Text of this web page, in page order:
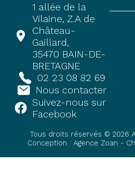
1 allée de la
Vilaine, Z.A de
Château-
Gaillard,
35470 BAIN-DE-
BRETAGNE
02 23 08 82 69
Nous contacter
Suivez-nous sur
Facebook
Tous droits réservés © 2026
Conception : Agence Zoan -